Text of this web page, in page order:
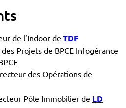
de l’Indoor de TDF
Projets de BPCE Infogérance
des Opérations de
Pôle Immobilier de LD